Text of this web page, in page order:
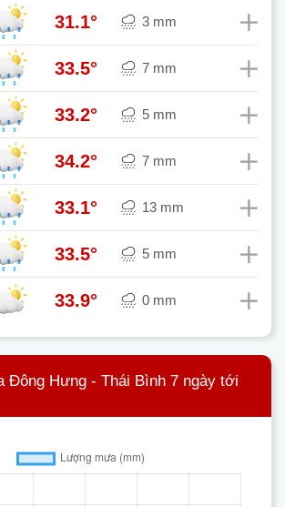
31.1° 3 mm
33.5° 7 mm
33.2° 5 mm
34.2° 7 mm
33.1° 13 mm
33.5° 5 mm
33.9° 0 mm
Đông Hưng - Thái Bình 7 ngày tới